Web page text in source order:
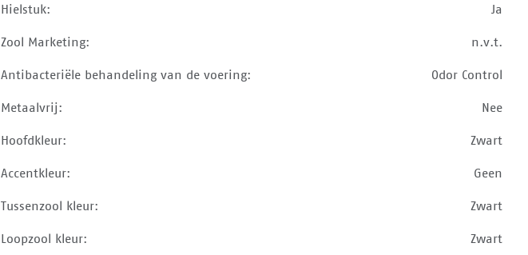
Hielstuk: Ja
Zool Marketing: n.v.t.
Antibacteriële behandeling van de voering: Odor Control
Metaalvrij: Nee
Hoofdkleur: Zwart
Accentkleur: Geen
Tussenzool kleur: Zwart
Loopzool kleur: Zwart